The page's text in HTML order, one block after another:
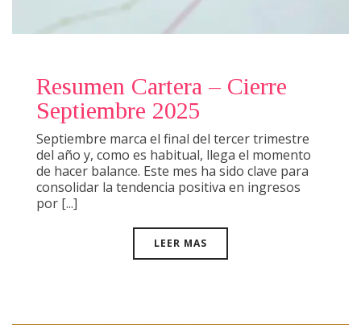
Resumen Cartera – Cierre
Septiembre 2025
Septiembre marca el final del tercer trimestre
del año y, como es habitual, llega el momento
de hacer balance. Este mes ha sido clave para
consolidar la tendencia positiva en ingresos
por [...]
LEER MAS